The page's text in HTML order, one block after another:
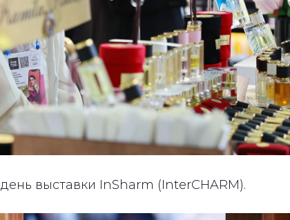
день выставки InSharm (InterCHARM).